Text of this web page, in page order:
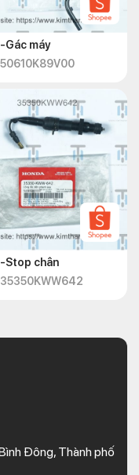
Gác máy
50610K89V00
Stop chân
35350KWW642
Đông, Thành phố